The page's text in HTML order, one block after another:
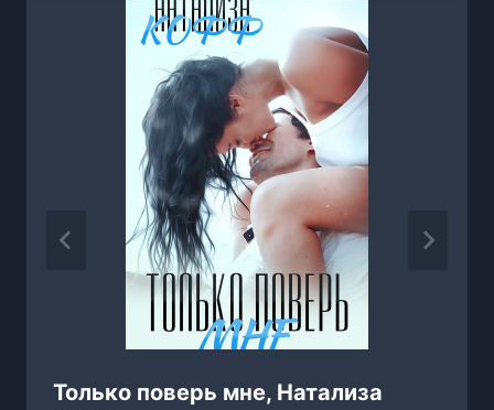
Только поверь мне, Натализа